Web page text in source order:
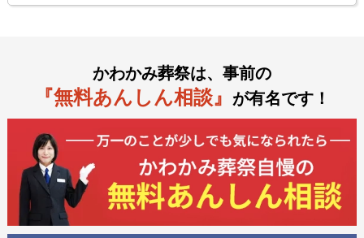
かわかみ葬祭は、事前の
『無料あんしん相談』 が有名です！